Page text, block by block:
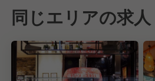
同じエリアの求人